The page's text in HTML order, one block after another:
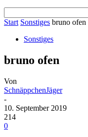
Start Sonstiges bruno ofen
Sonstiges
bruno ofen
Von
SchnäppchenJäger
-
10. September 2019
214
0